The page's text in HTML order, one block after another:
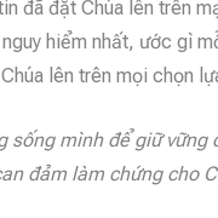
đã đặt Chúa lên trên
hiểm nhất, ước gì
lên trên mọi chọn
mình để giữ
đảm làm chứng cho